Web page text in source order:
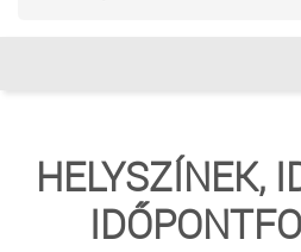
VÉRADÁS
HELYSZÍNEK,